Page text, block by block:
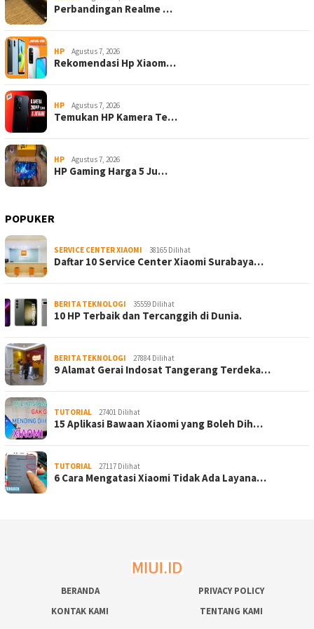
Perbandingan Realme …
HP Agustus 7, 2026
Rekomendasi Hp Xiaom…
HP Agustus 7, 2026
Temukan HP Kamera Te…
HP Agustus 7, 2026
HP Gaming Harga 5 Ju…
POPUKER
SERVICE CENTER XIAOMI 38165 Dilihat
Daftar 10 Service Center Xiaomi Surabaya…
BERITA TEKNOLOGI 35559 Dilihat
10 HP Terbaik dan Tercanggih di Dunia.
BERITA TEKNOLOGI 27884 Dilihat
9 Alamat Gerai Indosat Tangerang Terdeka…
TUTORIAL 27401 Dilihat
15 Aplikasi Bawaan Xiaomi yang Boleh Dih…
TUTORIAL 27117 Dilihat
6 Cara Mengatasi Xiaomi Tidak Ada Layana…
BERANDA
PRIVACY POLICY
KONTAK KAMI
TENTANG KAMI